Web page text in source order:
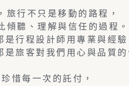
旅行不只是移動的路程，
傾聽、理解與信任的過程。
是行程設計師用專業與經
是旅客對我們用心與品質
惜每一次的託付，